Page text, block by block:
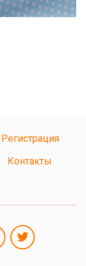
Регистрация
Контакты